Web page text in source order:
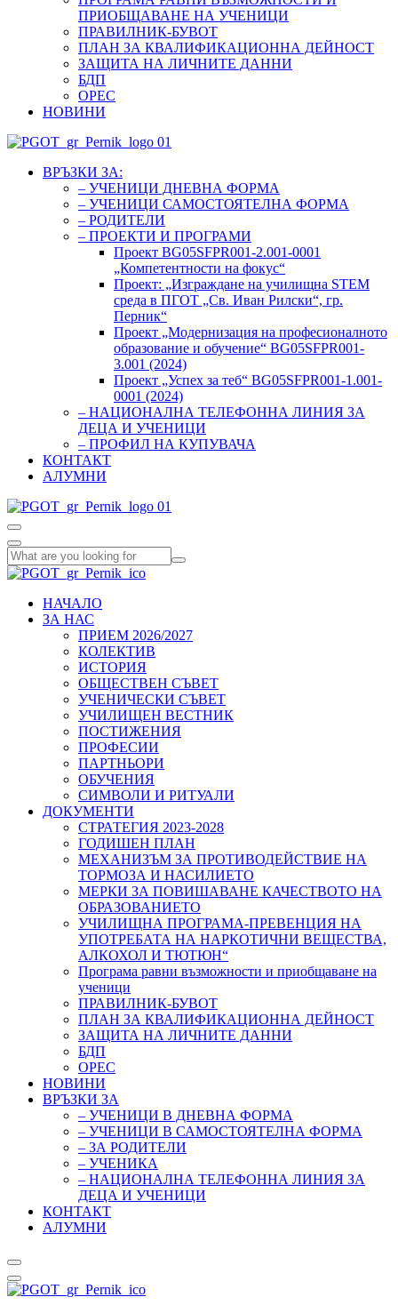
ПРИОБЩАВАНЕ НА УЧЕНИЦИ
ПРАВИЛНИК-БУВОТ
ПЛАН ЗА КВАЛИФИКАЦИОННА ДЕЙНОСТ
ЗАЩИТА НА ЛИЧНИТЕ ДАННИ
БДП
ОРЕС
НОВИНИ
ВРЪЗКИ ЗА:
– УЧЕНИЦИ ДНЕВНА ФОРМА
– УЧЕНИЦИ САМОСТОЯТЕЛНА ФОРМА
– РОДИТЕЛИ
– ПРОЕКТИ И ПРОГРАМИ
Проект BG05SFPR001-2.001-0001
„Компетентности на фокус“
Проект: „Изграждане на училищна STEM
среда в ПГОТ „Св. Иван Рилски“, гр.
Перник“
Проект „Модернизация на професионалното
образование и обучение“ BG05SFPR001-
3.001 (2024)
Проект „Успех за теб“ BG05SFPR001-1.001-
0001 (2024)
– НАЦИОНАЛНА ТЕЛЕФОННА ЛИНИЯ ЗА
ДЕЦА И УЧЕНИЦИ
– ПРОФИЛ НА КУПУВАЧА
КОНТАКТ
АЛУМНИ
НАЧАЛО
ЗА НАС
ПРИЕМ 2026/2027
КОЛЕКТИВ
ИСТОРИЯ
ОБЩЕСТВЕН СЪВЕТ
УЧЕНИЧЕСКИ СЪВЕТ
УЧИЛИЩЕН ВЕСТНИК
ПОСТИЖЕНИЯ
ПРОФЕСИИ
ПАРТНЬОРИ
ОБУЧЕНИЯ
СИМВОЛИ И РИТУАЛИ
ДОКУМЕНТИ
СТРАТЕГИЯ 2023-2028
ГОДИШЕН ПЛАН
МЕХАНИЗЪМ ЗА ПРОТИВОДЕЙСТВИЕ НА
ТОРМОЗА И НАСИЛИЕТО
МЕРКИ ЗА ПОВИШАВАНЕ КАЧЕСТВОТО НА
ОБРАЗОВАНИЕТО
УЧИЛИЩНА ПРОГРАМА-ПРЕВЕНЦИЯ НА
УПОТРЕБАТА НА НАРКОТИЧНИ ВЕЩЕСТВА,
АЛКОХОЛ И ТЮТЮН“
Програма равни възможности и приобщаване на
ученици
ПРАВИЛНИК-БУВОТ
ПЛАН ЗА КВАЛИФИКАЦИОННА ДЕЙНОСТ
ЗАЩИТА НА ЛИЧНИТЕ ДАННИ
БДП
ОРЕС
НОВИНИ
ВРЪЗКИ ЗА
– УЧЕНИЦИ В ДНЕВНА ФОРМА
– УЧЕНИЦИ В САМОСТОЯТЕЛНА ФОРМА
– ЗА РОДИТЕЛИ
– УЧЕНИКА
– НАЦИОНАЛНА ТЕЛЕФОННА ЛИНИЯ ЗА
ДЕЦА И УЧЕНИЦИ
КОНТАКТ
АЛУМНИ